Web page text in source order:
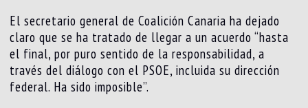
El secretario general de Coalición Canaria ha dejado
claro que se ha tratado de llegar a un acuerdo “hasta
el final, por puro sentido de la responsabilidad, a
través del diálogo con el PSOE, incluida su dirección
federal. Ha sido imposible”.